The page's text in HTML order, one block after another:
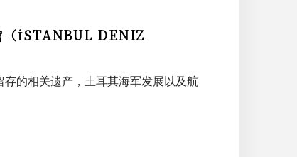
（İSTANBUL DENIZ
的相关遗产，土耳其海军发展以及航